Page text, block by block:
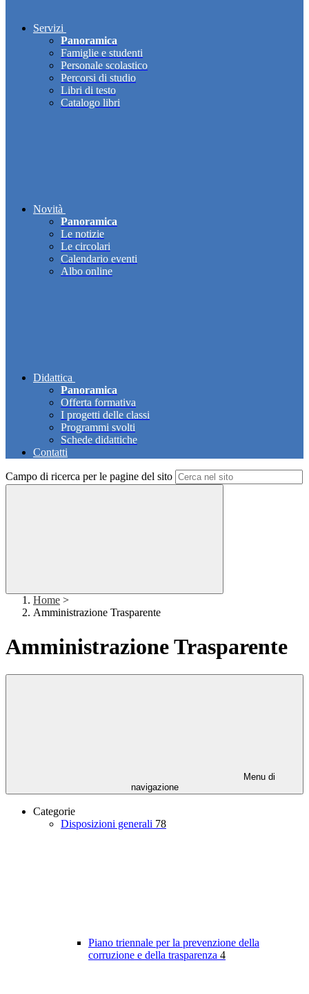
Servizi
Panoramica
Famiglie e studenti
Personale scolastico
Percorsi di studio
Libri di testo
Catalogo libri
Novità
Panoramica
Le notizie
Le circolari
Calendario eventi
Albo online
Didattica
Panoramica
Offerta formativa
I progetti delle classi
Programmi svolti
Schede didattiche
Contatti
Campo di ricerca per le pagine del sito
Home >
Amministrazione Trasparente
Amministrazione Trasparente
Menu di
navigazione
Categorie
Disposizioni generali 78
Piano triennale per la prevenzione della
corruzione e della trasparenza 4